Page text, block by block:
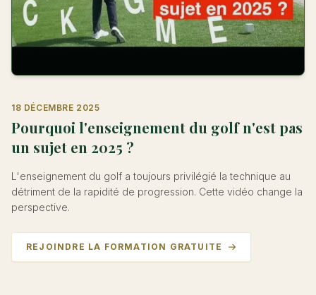
18 DÉCEMBRE 2025
Pourquoi l'enseignement du golf n'est pas
un sujet en 2025 ?
L'enseignement du golf a toujours privilégié la technique au
détriment de la rapidité de progression. Cette vidéo change la
perspective.
REJOINDRE LA FORMATION GRATUITE